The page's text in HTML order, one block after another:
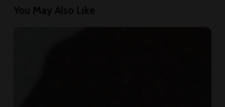
You May Also Like